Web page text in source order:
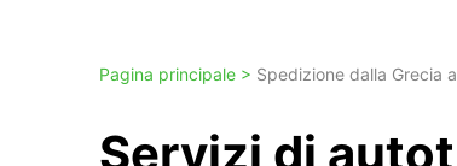
Pagina principale > Spedizione dalla Grecia
Servizi di